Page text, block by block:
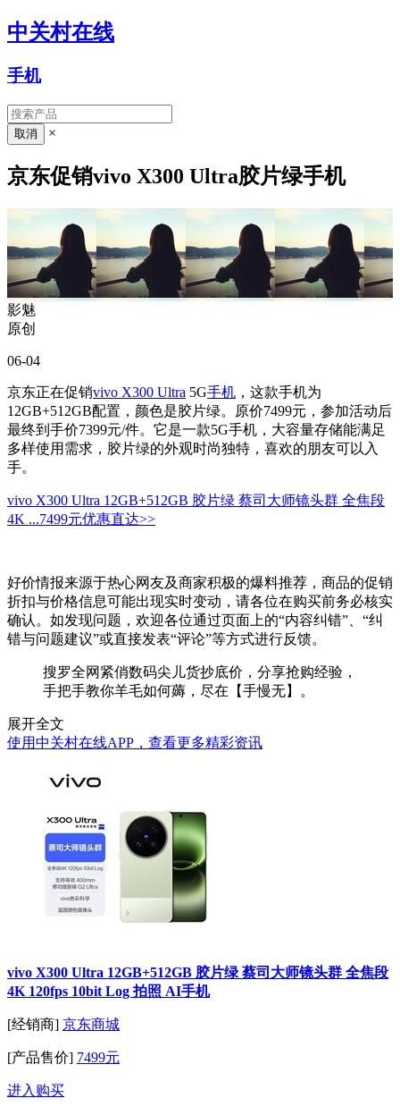
中关村在线
手机
×
京东促销vivo X300 Ultra胶片绿手机
影魅
原创
06-04
京东正在促销vivo X300 Ultra 5G手机 ，这款手机为
12GB+512GB配置，颜色是胶片绿。原价7499元，参加活动后
最终到手价7399元/件。它是一款5G手机，大容量存储能满足
多样使用需求，胶片绿的外观时尚独特，喜欢的朋友可以入
手。
vivo X300 Ultra 12GB+512GB 胶片绿 蔡司大师镜头群 全焦段
4K ...7499元优惠直达>>
好价情报来源于热心网友及商家积极的爆料推荐，商品的促销
折扣与价格信息可能出现实时变动，请各位在购买前务必核实
确认。如发现问题，欢迎各位通过页面上的“内容纠错”、“纠
错与问题建议”或直接发表“评论”等方式进行反馈。
搜罗全网紧俏数码尖儿货抄底价，分享抢购经验，
手把手教你羊毛如何薅，尽在【手慢无】。
展开全文
使用中关村在线APP，查看更多精彩资讯
vivo X300 Ultra 12GB+512GB 胶片绿 蔡司大师镜头群 全焦段
4K 120fps 10bit Log 拍照 AI手机
[经销商] 京东商城
[产品售价] 7499元
进入购买